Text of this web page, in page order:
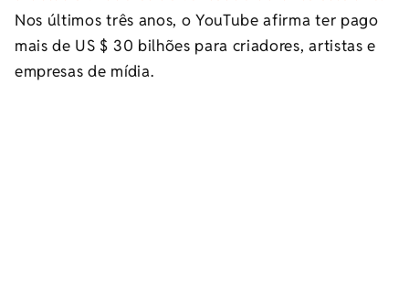
Nos últimos três anos, o YouTube afirma ter pago
mais de US $ 30 bilhões para criadores, artistas e
empresas de mídia.